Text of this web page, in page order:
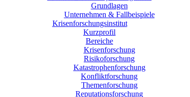
Grundlagen
Unternehmen & Fallbeispiele
Krisenforschungsinstitut
Kurzprofil
Bereiche
Krisenforschung
Risikoforschung
Katastrophenforschung
Konfliktforschung
Themenforschung
Reputationsforschung